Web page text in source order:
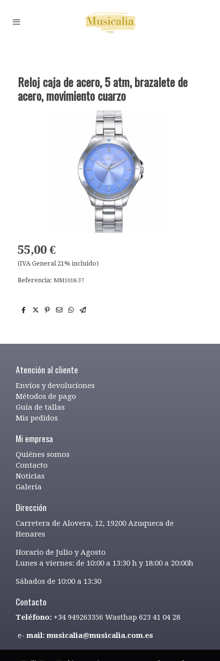
Reloj caja de acero, 5 atm, brazalete de
acero, movimiento cuarzo
55,00 €
(IVA General 21% incluido)
Referencia: MM1018-37
Atención al cliente
Envíos y devoluciones
Métodos de pago
Guía de tallas
Mis pedidos
Mi empresa
Quiénes somos
Contacto
Noticias
Galería
Dirección
Carretera de Alovera, 12, 19200 Azuqueca de
Henares
Horario de Julio y Agosto
Lunes a viernes: de 10:00 a 13:30 h y 18:00 a 20:00h
Sábados de 10:00 a 13:30
Contacto
Teléfono: +34 949263356 Wasthap 623 41 04 28
e-mail: musicalia@musicalia.com.es